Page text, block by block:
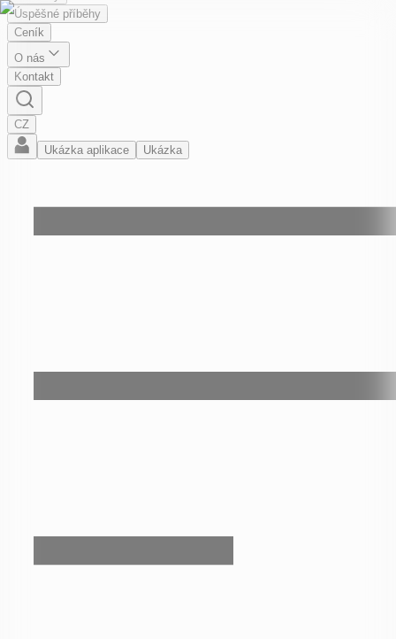
Úspěšné příběhy
Ceník
O nás
Kontakt
CZ
Ukázka aplikace
Ukázka